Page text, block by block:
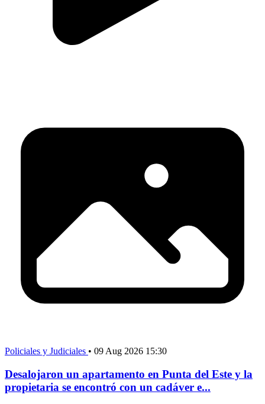
Policiales y Judiciales • 09 Aug 2026 15:30
Desalojaron un apartamento en Punta del Este y la
propietaria se encontró con un cadáver e...